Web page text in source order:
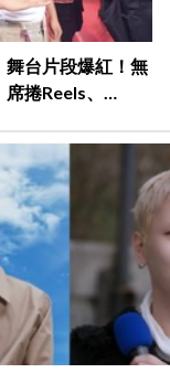
舞台片段爆紅！無
捲Reels、